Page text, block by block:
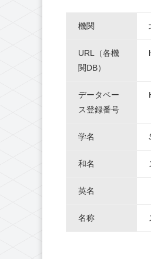
機関
URL（各機
関DB）
データベー
ス登録番号
学名
和名
英名
名称